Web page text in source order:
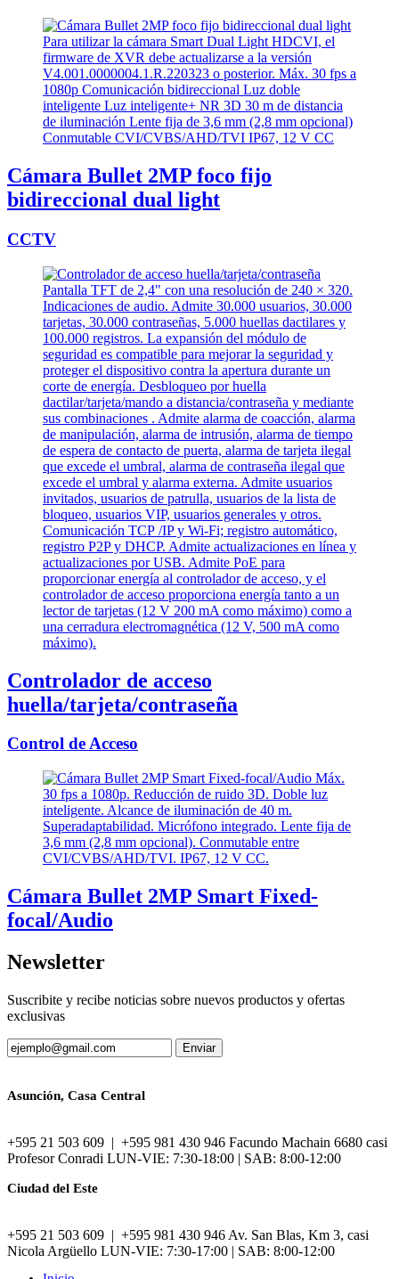
Cámara Bullet 2MP foco fijo
bidireccional dual light
CCTV
Controlador de acceso
huella/tarjeta/contraseña
Control de Acceso
Cámara Bullet 2MP Smart Fixed-
focal/Audio
Newsletter
Suscribite y recibe noticias sobre nuevos productos y ofertas
exclusivas
Asunción, Casa Central
+595 21 503 609 | +595 981 430 946 Facundo Machain 6680 casi
Profesor Conradi LUN-VIE: 7:30-18:00 | SAB: 8:00-12:00
Ciudad del Este
+595 21 503 609 | +595 981 430 946 Av. San Blas, Km 3, casi
Nicola Argüello LUN-VIE: 7:30-17:00 | SAB: 8:00-12:00